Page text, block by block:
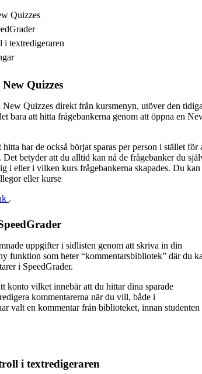
Quizzes
textredigeraren
Quizzes
Quizzes direkt från kursmenyn, utöver den
bara att hitta frågebankerna genom att öppna en
har de också börjat sparas per person i stället för
betyder att du alltid kan nå de frågebanker du
i eller i vilken kurs frågebankerna skapades. Du kan
eller kurse
.
uppgifter i sidlisten genom att skriva in din
funktion som heter “kommentarsbibliotek” där du
i SpeedGrader.
konto vilket innebär att du hittar dina sparade
kommentarerna när du vill, både i
valt en kommentar från biblioteket, innan studenten
i textredigeraren